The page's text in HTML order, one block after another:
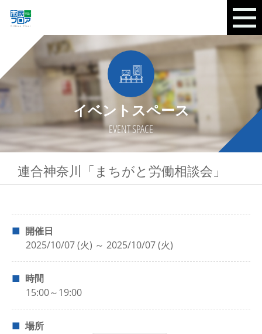
イベントスペース
EVENT SPACE
連合神奈川「まちがと労働相談会」
開催日
2025/10/07 (火) ～ 2025/10/07 (火)
時間
15:00～19:00
場所